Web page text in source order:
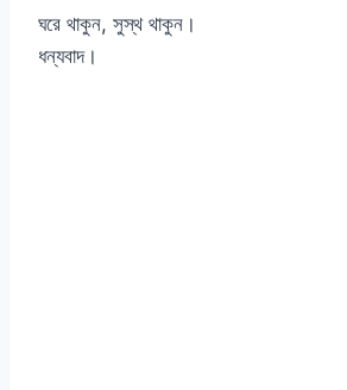
ঘরে থাকুন, সুস্থ থাকুন।
ধন্যবাদ।